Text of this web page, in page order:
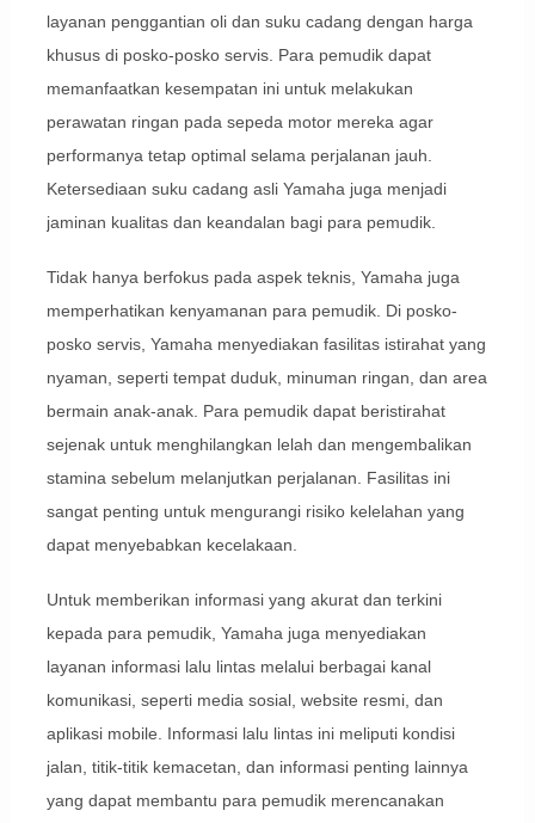
layanan penggantian oli dan suku cadang dengan harga
khusus di posko-posko servis. Para pemudik dapat
memanfaatkan kesempatan ini untuk melakukan
perawatan ringan pada sepeda motor mereka agar
performanya tetap optimal selama perjalanan jauh.
Ketersediaan suku cadang asli Yamaha juga menjadi
jaminan kualitas dan keandalan bagi para pemudik.
Tidak hanya berfokus pada aspek teknis, Yamaha juga
memperhatikan kenyamanan para pemudik. Di posko-
posko servis, Yamaha menyediakan fasilitas istirahat yang
nyaman, seperti tempat duduk, minuman ringan, dan area
bermain anak-anak. Para pemudik dapat beristirahat
sejenak untuk menghilangkan lelah dan mengembalikan
stamina sebelum melanjutkan perjalanan. Fasilitas ini
sangat penting untuk mengurangi risiko kelelahan yang
dapat menyebabkan kecelakaan.
Untuk memberikan informasi yang akurat dan terkini
kepada para pemudik, Yamaha juga menyediakan
layanan informasi lalu lintas melalui berbagai kanal
komunikasi, seperti media sosial, website resmi, dan
aplikasi mobile. Informasi lalu lintas ini meliputi kondisi
jalan, titik-titik kemacetan, dan informasi penting lainnya
yang dapat membantu para pemudik merencanakan